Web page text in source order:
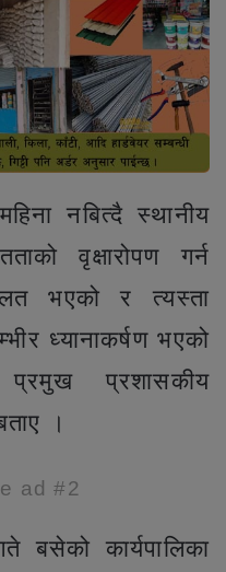
नबित्दै स्थानीय
वृक्षारोपण गर्न
भएको र त्यस्ता
ध्यानाकर्षण भएको
प्रमुख प्रशासकीय
।
ad #2
कार्यपालिका